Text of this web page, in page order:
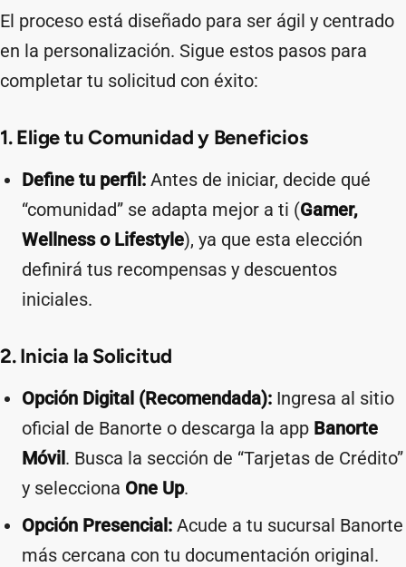
El proceso está diseñado para ser ágil y centrado
en la personalización. Sigue estos pasos para
completar tu solicitud con éxito:
1. Elige tu Comunidad y Beneficios
Define tu perfil: Antes de iniciar, decide qué
“comunidad” se adapta mejor a ti (Gamer,
Wellness o Lifestyle), ya que esta elección
definirá tus recompensas y descuentos
iniciales.
2. Inicia la Solicitud
Opción Digital (Recomendada): Ingresa al sitio
oficial de Banorte o descarga la app Banorte
Móvil. Busca la sección de “Tarjetas de Crédito”
y selecciona One Up.
Opción Presencial: Acude a tu sucursal Banorte
más cercana con tu documentación original.